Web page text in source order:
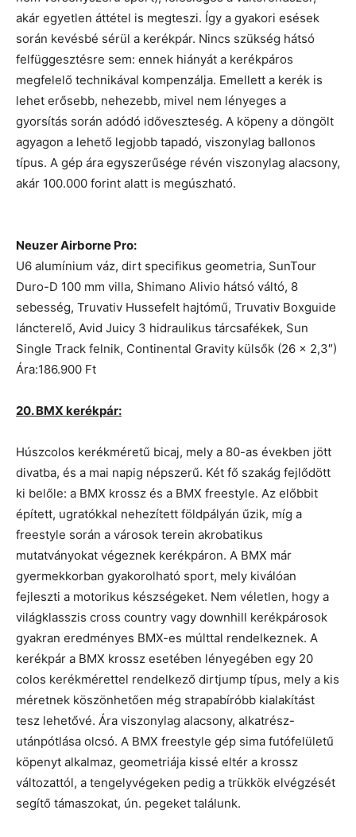
akár egyetlen áttétel is megteszi. Így a gyakori esések
során kevésbé sérül a kerékpár. Nincs szükség hátsó
felfüggesztésre sem: ennek hiányát a kerékpáros
megfelelő technikával kompenzálja. Emellett a kerék is
lehet erősebb, nehezebb, mivel nem lényeges a
gyorsítás során adódó időveszteség. A köpeny a döngölt
agyagon a lehető legjobb tapadó, viszonylag ballonos
típus. A gép ára egyszerűsége révén viszonylag alacsony,
akár 100.000 forint alatt is megúszható.
Neuzer Airborne Pro:
U6 alumínium váz, dirt specifikus geometria, SunTour
Duro-D 100 mm villa, Shimano Alivio hátsó váltó, 8
sebesség, Truvativ Hussefelt hajtómű, Truvativ Boxguide
láncterelő, Avid Juicy 3 hidraulikus tárcsafékek, Sun
Single Track felnik, Continental Gravity külsők (26 × 2,3″)
Ára:186.900 Ft
20. BMX kerékpár:
Húszcolos kerékméretű bicaj, mely a 80-as években jött
divatba, és a mai napig népszerű. Két fő szakág fejlődött
ki belőle: a BMX krossz és a BMX freestyle. Az előbbit
épített, ugratókkal nehezített földpályán űzik, míg a
freestyle során a városok terein akrobatikus
mutatványokat végeznek kerékpáron. A BMX már
gyermekkorban gyakorolható sport, mely kiválóan
fejleszti a motorikus készségeket. Nem véletlen, hogy a
világklasszis cross country vagy downhill kerékpárosok
gyakran eredményes BMX-es múlttal rendelkeznek. A
kerékpár a BMX krossz esetében lényegében egy 20
colos kerékmérettel rendelkező dirtjump típus, mely a kis
méretnek köszönhetően még strapabíróbb kialakítást
tesz lehetővé. Ára viszonylag alacsony, alkatrész-
utánpótlása olcsó. A BMX freestyle gép sima futófelületű
köpenyt alkalmaz, geometriája kissé eltér a krossz
változattól, a tengelyvégeken pedig a trükkök elvégzését
segítő támaszokat, ún. pegeket találunk.